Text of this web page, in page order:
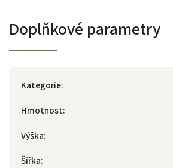
Doplňkové parametry
Kategorie:
Hmotnost:
Výška:
Šířka: